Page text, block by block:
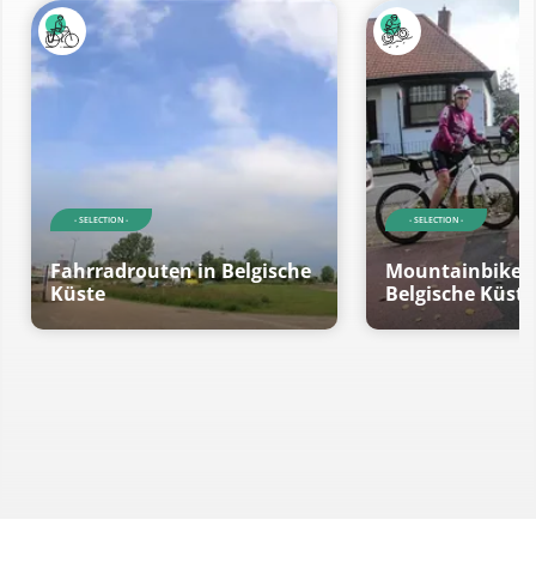
- SELECTION -
Fahrradrouten in Belgische
Küste
- SELECTION -
Belgische Küste